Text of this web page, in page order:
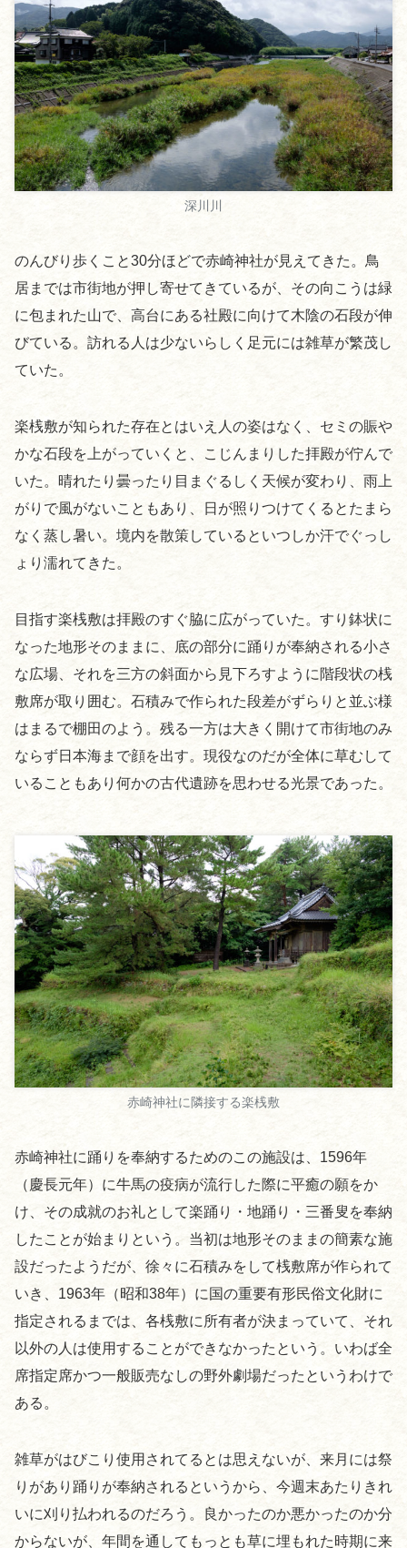
深川川
のんびり歩くこと30分ほどで赤崎神社が見えてきた。鳥
居までは市街地が押し寄せてきているが、その向こうは緑
に包まれた山で、高台にある社殿に向けて木陰の石段が伸
びている。訪れる人は少ないらしく足元には雑草が繁茂し
ていた。
楽桟敷が知られた存在とはいえ人の姿はなく、セミの賑や
かな石段を上がっていくと、こじんまりした拝殿が佇んで
いた。晴れたり曇ったり目まぐるしく天候が変わり、雨上
がりで風がないこともあり、日が照りつけてくるとたまら
なく蒸し暑い。境内を散策しているといつしか汗でぐっし
ょり濡れてきた。
目指す楽桟敷は拝殿のすぐ脇に広がっていた。すり鉢状に
なった地形そのままに、底の部分に踊りが奉納される小さ
な広場、それを三方の斜面から見下ろすように階段状の桟
敷席が取り囲む。石積みで作られた段差がずらりと並ぶ様
はまるで棚田のよう。残る一方は大きく開けて市街地のみ
ならず日本海まで顔を出す。現役なのだが全体に草むして
いることもあり何かの古代遺跡を思わせる光景であった。
赤崎神社に隣接する楽桟敷
赤崎神社に踊りを奉納するためのこの施設は、1596年
（慶長元年）に牛馬の疫病が流行した際に平癒の願をか
け、その成就のお礼として楽踊り・地踊り・三番叟を奉納
したことが始まりという。当初は地形そのままの簡素な施
設だったようだが、徐々に石積みをして桟敷席が作られて
いき、1963年（昭和38年）に国の重要有形民俗文化財に
指定されるまでは、各桟敷に所有者が決まっていて、それ
以外の人は使用することができなかったという。いわば全
席指定席かつ一般販売なしの野外劇場だったというわけで
ある。
雑草がはびこり使用されてるとは思えないが、来月には祭
りがあり踊りが奉納されるというから、今週末あたりきれ
いに刈り払われるのだろう。良かったのか悪かったのか分
からないが、年間を通してもっとも草に埋もれた時期に来